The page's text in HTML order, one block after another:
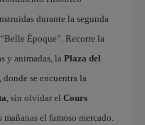
durante la segunda
Époque”. Recorre la
y animadas, la Plaza del
, donde se encuentra la
, sin olvidar el Cours
mañanas el famoso mercado.